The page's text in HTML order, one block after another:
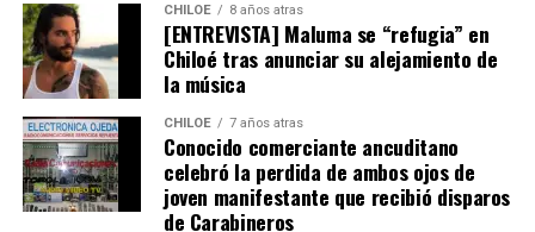
CHILOE 8 años atras
[ENTREVISTA] Maluma se “refugia” en
Chiloé tras anunciar su alejamiento de
la música
CHILOE 7 años atras
Conocido comerciante ancuditano
celebró la perdida de ambos ojos de
joven manifestante que recibió disparos
de Carabineros